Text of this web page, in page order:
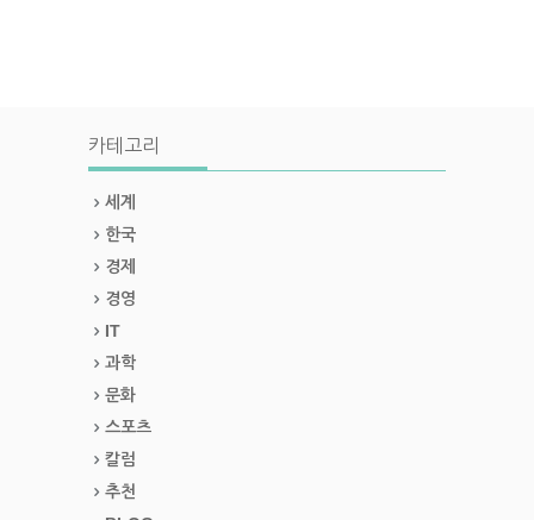
카테고리
세계
한국
경제
경영
IT
과학
문화
스포츠
칼럼
추천